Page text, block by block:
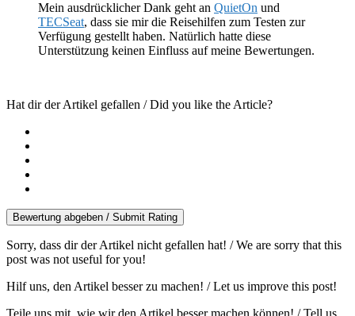
Mein ausdrücklicher Dank geht an QuietOn und
TECSeat, dass sie mir die Reisehilfen zum Testen zur
Verfügung gestellt haben. Natürlich hatte diese
Unterstützung keinen Einfluss auf meine Bewertungen.
Hat dir der Artikel gefallen / Did you like the Article?
Bewertung abgeben / Submit Rating
Sorry, dass dir der Artikel nicht gefallen hat! / We are sorry that this
post was not useful for you!
Hilf uns, den Artikel besser zu machen! / Let us improve this post!
Teile uns mit, wie wir den Artikel besser machen können! / Tell us